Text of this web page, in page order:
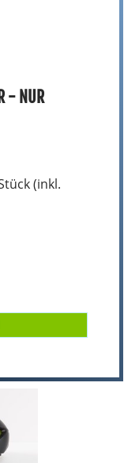
- NUR
(inkl.